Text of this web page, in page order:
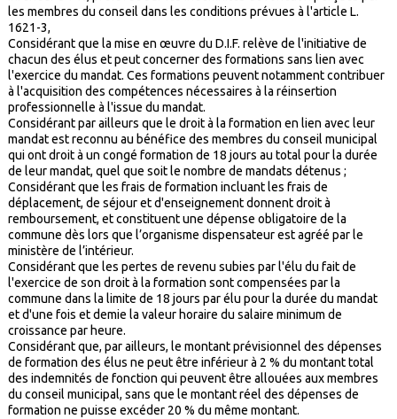
les membres du conseil dans les conditions prévues à l'article L.
1621-3,
Considérant que la mise en œuvre du D.I.F. relève de l'initiative de
chacun des élus et peut concerner des formations sans lien avec
l'exercice du mandat. Ces formations peuvent notamment contribuer
à l'acquisition des compétences nécessaires à la réinsertion
professionnelle à l'issue du mandat.
Considérant par ailleurs que le droit à la formation en lien avec leur
mandat est reconnu au bénéfice des membres du conseil municipal
qui ont droit à un congé formation de 18 jours au total pour la durée
de leur mandat, quel que soit le nombre de mandats détenus ;
Considérant que les frais de formation incluant les frais de
déplacement, de séjour et d'enseignement donnent droit à
remboursement, et constituent une dépense obligatoire de la
commune dès lors que l’organisme dispensateur est agréé par le
ministère de l’intérieur.
Considérant que les pertes de revenu subies par l'élu du fait de
l'exercice de son droit à la formation sont compensées par la
commune dans la limite de 18 jours par élu pour la durée du mandat
et d'une fois et demie la valeur horaire du salaire minimum de
croissance par heure.
Considérant que, par ailleurs, le montant prévisionnel des dépenses
de formation des élus ne peut être inférieur à 2 % du montant total
des indemnités de fonction qui peuvent être allouées aux membres
du conseil municipal, sans que le montant réel des dépenses de
formation ne puisse excéder 20 % du même montant.